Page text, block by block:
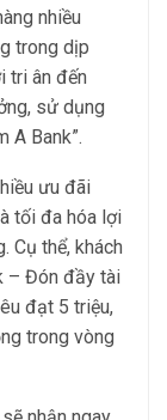
nhiều
trong dịp
tri ân đến
sử dụng
A Bank”.
ưu đãi
tối đa hóa lợi
Cụ thể, khách
– Đón đầy tài
đạt 5 triệu,
trong vòng